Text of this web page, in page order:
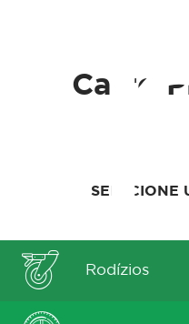
Carro
SELECIONE
Rodízios